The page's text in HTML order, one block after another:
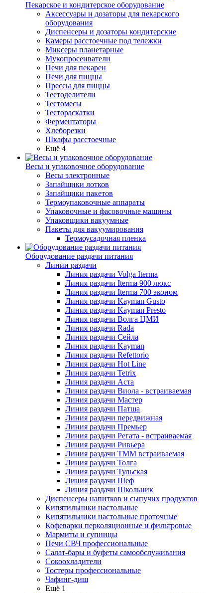
Пекарское и кондитерское оборудование
Аксессуары и дозаторы для пекарского
оборудования
Диспенсеры и дозаторы кондитерские
Камеры расстоечные под тележки
Миксеры планетарные
Мукопросеиватели
Печи для пекарен
Печи для пиццы
Прессы для пиццы
Тестоделители
Тестомесы
Тестораскатки
Ферментаторы
Хлеборезки
Шкафы расстоечные
Ещё 4
Весы и упаковочное оборудование
Весы электронные
Запайщики лотков
Запайщики пакетов
Термоупаковочные аппараты
Упаковочные и фасовочные машины
Упаковщики вакуумные
Пакеты для вакуумирования
Термоусадочная пленка
Оборудование раздачи питания
Линии раздачи
Линия раздачи Volga Iterma
Линия раздачи Iterma 900 люкс
Линия раздачи Iterma 700 эконом
Линия раздачи Kayman Gusto
Линия раздачи Kayman Presto
Линия раздачи Волга ЦМИ
Линия раздачи Rada
Линия раздачи Сейла
Линия раздачи Kayman
Линия раздачи Refettorio
Линия раздачи Hot Line
Линия раздачи Tetrix
Линия раздачи Аста
Линия раздачи Виола - встраиваемая
Линия раздачи Мастер
Линия раздачи Патша
Линия раздачи передвижная
Линия раздачи Премьер
Линия раздачи Регата - встраиваемая
Линия раздачи Ривьера
Линия раздачи ТММ встраиваемая
Линия раздачи Толга
Линия раздачи Тульская
Линия раздачи Шеф
Линия раздачи Школьник
Диспенсеры напитков и сыпучих продуктов
Кипятильники настольные
Кипятильники настольные проточные
Кофеварки перколяционные и фильтровые
Мармиты и супницы
Печи СВЧ профессиональные
Салат-бары и буфеты самообслуживания
Сокоохладители
Тостеры профессиональные
Чафинг-диш
Ещё 1